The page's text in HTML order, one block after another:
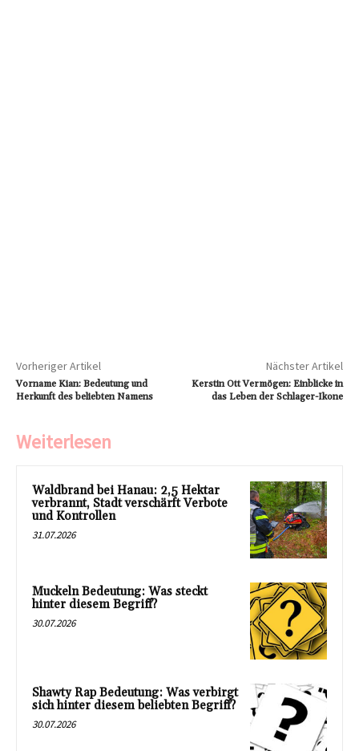
Vorheriger Artikel
Vorname Kian: Bedeutung und
Herkunft des beliebten Namens
Nächster Artikel
Kerstin Ott Vermögen: Einblicke in
das Leben der Schlager-Ikone
Weiterlesen
Waldbrand bei Hanau: 2,5 Hektar
verbrannt, Stadt verschärft Verbote
und Kontrollen
31.07.2026
Muckeln Bedeutung: Was steckt
hinter diesem Begriff?
30.07.2026
Shawty Rap Bedeutung: Was verbirgt
sich hinter diesem beliebten Begriff?
30.07.2026